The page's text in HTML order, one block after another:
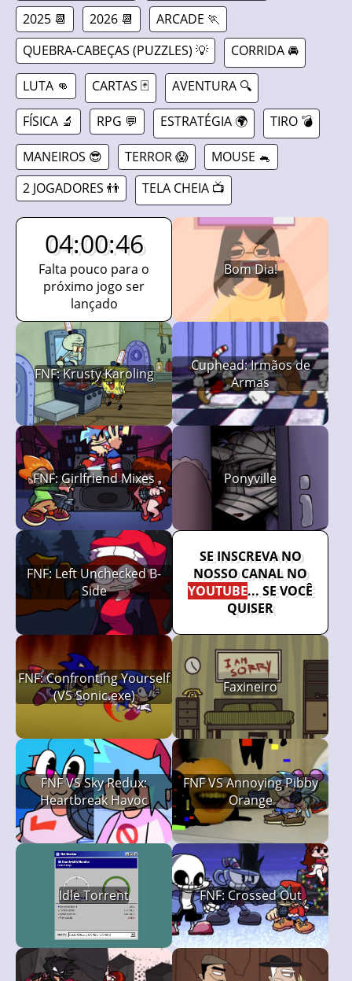
2025 📆
2026 📆
ARCADE 🏃
QUEBRA-CABEÇAS (PUZZLES) 💡
CORRIDA 🚘
LUTA 👊 CARTAS 🃏 AVENTURA 🔍
FÍSICA 🔬 RPG 💬 ESTRATÉGIA 🌍 TIRO 💣
MANEIROS 😎 TERROR 😱
MOUSE 🐁
2 JOGADORES 👬
TELA CHEIA 📺
04:00:45
Falta pouco para o
próximo jogo ser
lançado
Bom Dia!
FNF: Krusty Karoling
Cuphead: Irmãos de
Armas
FNF: Girlfriend Mixes Ponyville
FNF: Left Unchecked B-
Side
SE INSCREVA NO
NOSSO CANAL NO
YOUTUBE... SE VOCÊ
QUISER
FNF: Confronting Yourself
(VS Sonic.exe)
Faxineiro
FNF VS Sky Redux:
Heartbreak Havoc
FNF VS Annoying Pibby
Orange
Idle Torrent FNF: Crossed Out